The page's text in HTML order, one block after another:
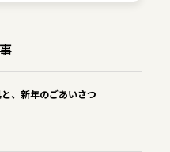
、新年のごあいさつ